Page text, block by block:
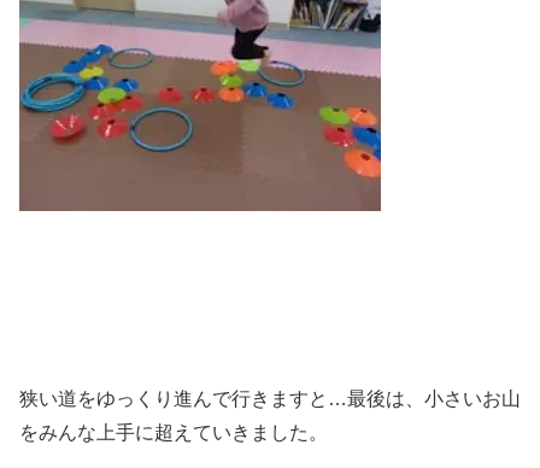
狭い道をゆっくり進んで行きますと…最後は、小さいお山
をみんな上手に超えていきました。